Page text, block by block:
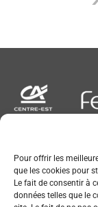
Pour offrir les
que les cookies pour
Le fait de consentir à
données telles que le
Newsletter